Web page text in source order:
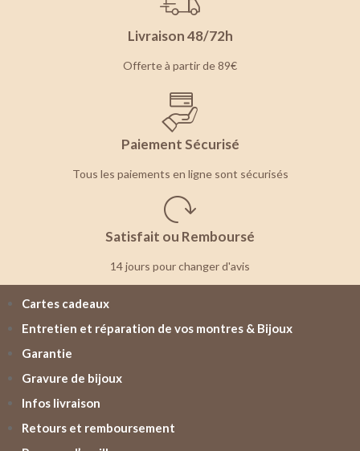
Livraison 48/72h
Offerte à partir de 89€
Paiement Sécurisé
Tous les paiements en ligne sont sécurisés
Satisfait ou Remboursé
14 jours pour changer d'avis
Cartes cadeaux
Entretien et réparation de vos montres & Bijoux
Garantie
Gravure de bijoux
Infos livraison
Retours et remboursement